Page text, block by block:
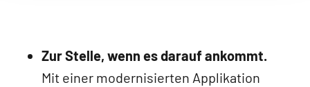
Zur Stelle, wenn es darauf ankommt.
Mit einer modernisierten Applikation